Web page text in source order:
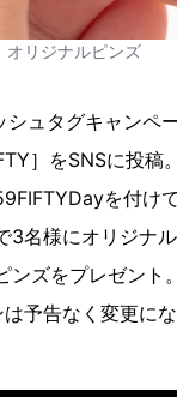
オリジナルピンズ
ュタグキャンペ
］をSNSに投稿
を付け
3名様にオリジナ
ズをプレゼント。
予告なく変更に